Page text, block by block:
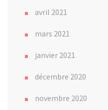
avril 2021
mars 2021
janvier 2021
décembre 2020
novembre 2020